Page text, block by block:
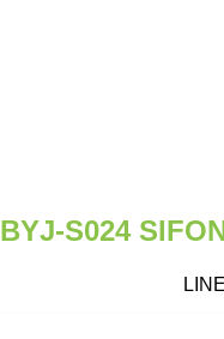
BYJ-S024